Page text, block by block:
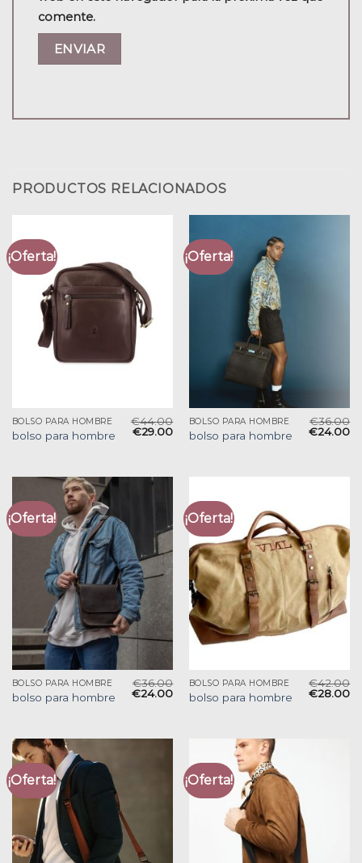
comente.
PRODUCTOS RELACIONADOS
¡Oferta!
BOLSO PARA HOMBRE
bolso para hombre
€44.00
€29.00
¡Oferta!
BOLSO PARA HOMBRE
bolso para hombre
€36.00
€24.00
¡Oferta!
BOLSO PARA HOMBRE
bolso para hombre
€36.00
€24.00
¡Oferta!
BOLSO PARA HOMBRE
bolso para hombre
€42.00
€28.00
¡Oferta! ¡Oferta!